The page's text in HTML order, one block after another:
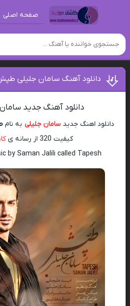
صفحه اصلی
دانلود آهنگ سامان جلیلی
دانلود آهنگ جدید
دانلود اهنگ جدیدسامان جلیلی به نام
کیفیت 320 از رسانه ی
by Saman Jalili called Tapesh